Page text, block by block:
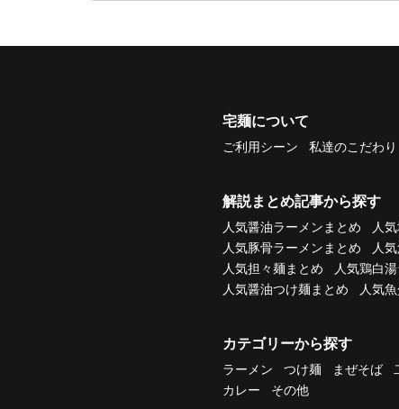
宅麺について
ご利用シーン 私達のこだわり
解説まとめ記事から探す
人気醤油ラーメンまとめ 人
人気豚骨ラーメンまとめ
人
人気担々麺まとめ
人気鶏白
人気醤油つけ麺まとめ
人気
カテゴリーから探す
ラーメン つけ麺 まぜそば
カレー
その他